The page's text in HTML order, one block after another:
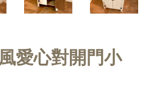
愛心對開門小